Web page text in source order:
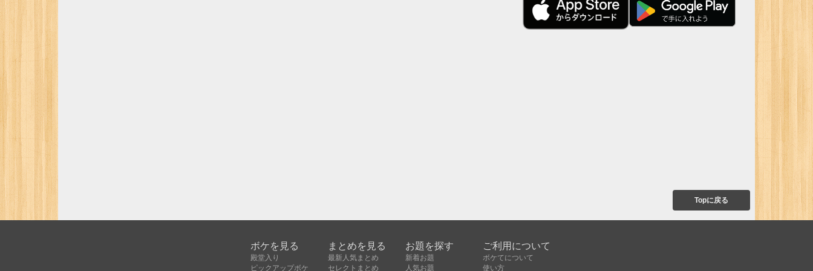
Topに戻る
ボケを見る
殿堂入り
ピックアップボケ
まとめを見る
最新人気まとめ
セレクトまとめ
お題を探す
新着お題
人気お題
ご利用について
ボケてについて
使い方